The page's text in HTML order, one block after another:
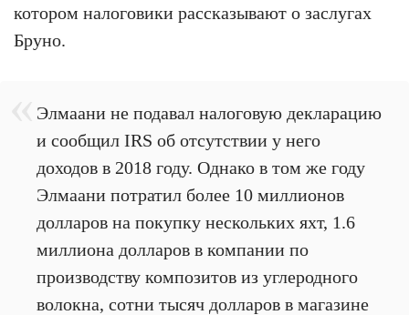
котором налоговики рассказывают о заслугах
Бруно.
Элмаани не подавал налоговую декларацию
и сообщил IRS об отсутствии у него
доходов в 2018 году. Однако в том же году
Элмаани потратил более 10 миллионов
долларов на покупку нескольких яхт, 1.6
миллиона долларов в компании по
производству композитов из углеродного
волокна, сотни тысяч долларов в магазине